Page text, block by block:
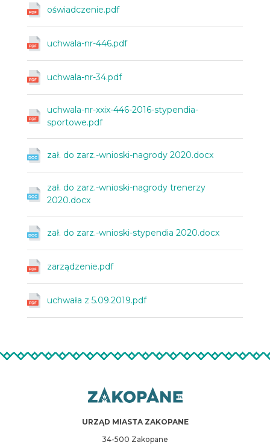
oświadczenie.pdf
uchwala-nr-446.pdf
uchwala-nr-34.pdf
uchwala-nr-xxix-446-2016-stypendia-
sportowe.pdf
zał. do zarz.-wnioski-nagrody 2020.docx
zał. do zarz.-wnioski-nagrody trenerzy
2020.docx
zał. do zarz.-wnioski-stypendia 2020.docx
zarządzenie.pdf
uchwała z 5.09.2019.pdf
URZĄD MIASTA ZAKOPANE
34-500 Zakopane